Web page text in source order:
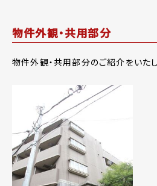
物件外観・共用部分
物件外観・共用部分のご紹介をいたし